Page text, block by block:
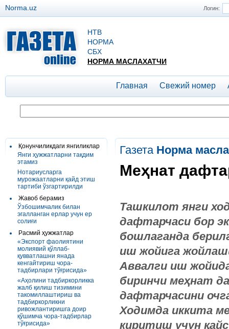
Логин:
Norma.uz
НТВ
НОРМА
СБХ
НОРМА МАСЛАХАТЧИ
Главная Свежий номер
Қонунчиликдаги янгиликлар
Янги ҳужжатларни тақдим
этамиз
Нотариусларга
мурожаатларни қайд этиш
тартиби ўзгартирилди
Жавоб берамиз
Ўзбошимчалик билан
эгалланган ерлар учун ер
солиғи
Расмий ҳужжатлар
«Экспорт фаолиятини
молиявий қўллаб-
қувватлашни янада
кенгайтириш чора-
тадбирлари тўғрисида»
«Аҳолини тадбиркорликка
жалб қилиш тизимини
такомиллаштириш ва
тадбиркорликни
ривожлантиришга доир
қўшимча чора-тадбирлар
тўғрисида»
Газета Норма
Меҳнат
Ташкилот янги
дафтарчаси бор
бошлаганда
иш жойига
Аввалги иш
биринчи меҳнат
дафтарчасини
Ходимда иккита
киритиш учун